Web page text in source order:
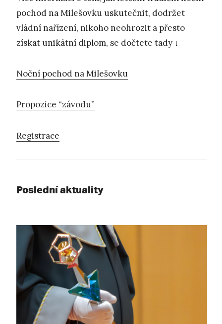
pochod na Milešovku uskutečnit, dodržet
vládní nařízení, nikoho neohrozit a přesto
získat unikátní diplom, se dočtete tady ↓
Noční pochod na Milešovku
Propozice “závodu”
Registrace
Poslední aktuality